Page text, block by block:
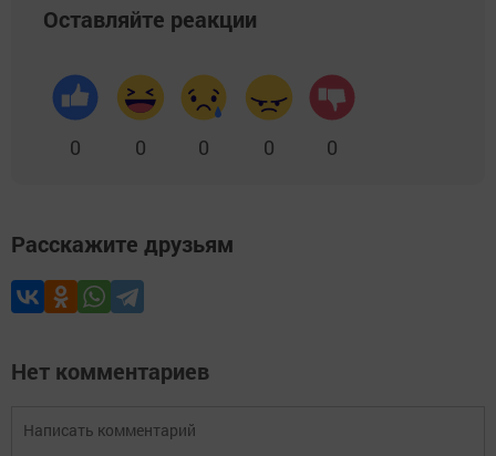
Оставляйте реакции
0 0 0 0 0
Расскажите друзьям
Нет комментариев